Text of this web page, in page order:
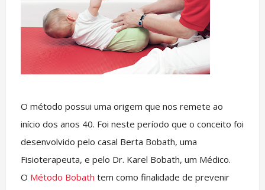
O método possui uma origem que nos remete ao
início dos anos 40. Foi neste período que o conceito foi
desenvolvido pelo casal Berta Bobath, uma
Fisioterapeuta, e pelo Dr. Karel Bobath, um Médico.
O Método Bobath tem como finalidade de prevenir